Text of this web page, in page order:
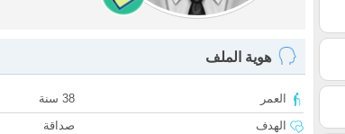
هوية الملف
العمر
38 سنة
الهدف
صداقة